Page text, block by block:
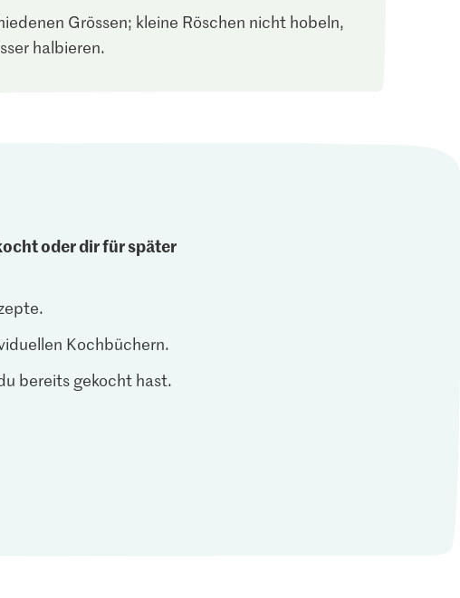
Grössen; kleine Röschen nicht hobeln,
halbieren.
oder dir für später
Kochbüchern.
bereits gekocht hast.